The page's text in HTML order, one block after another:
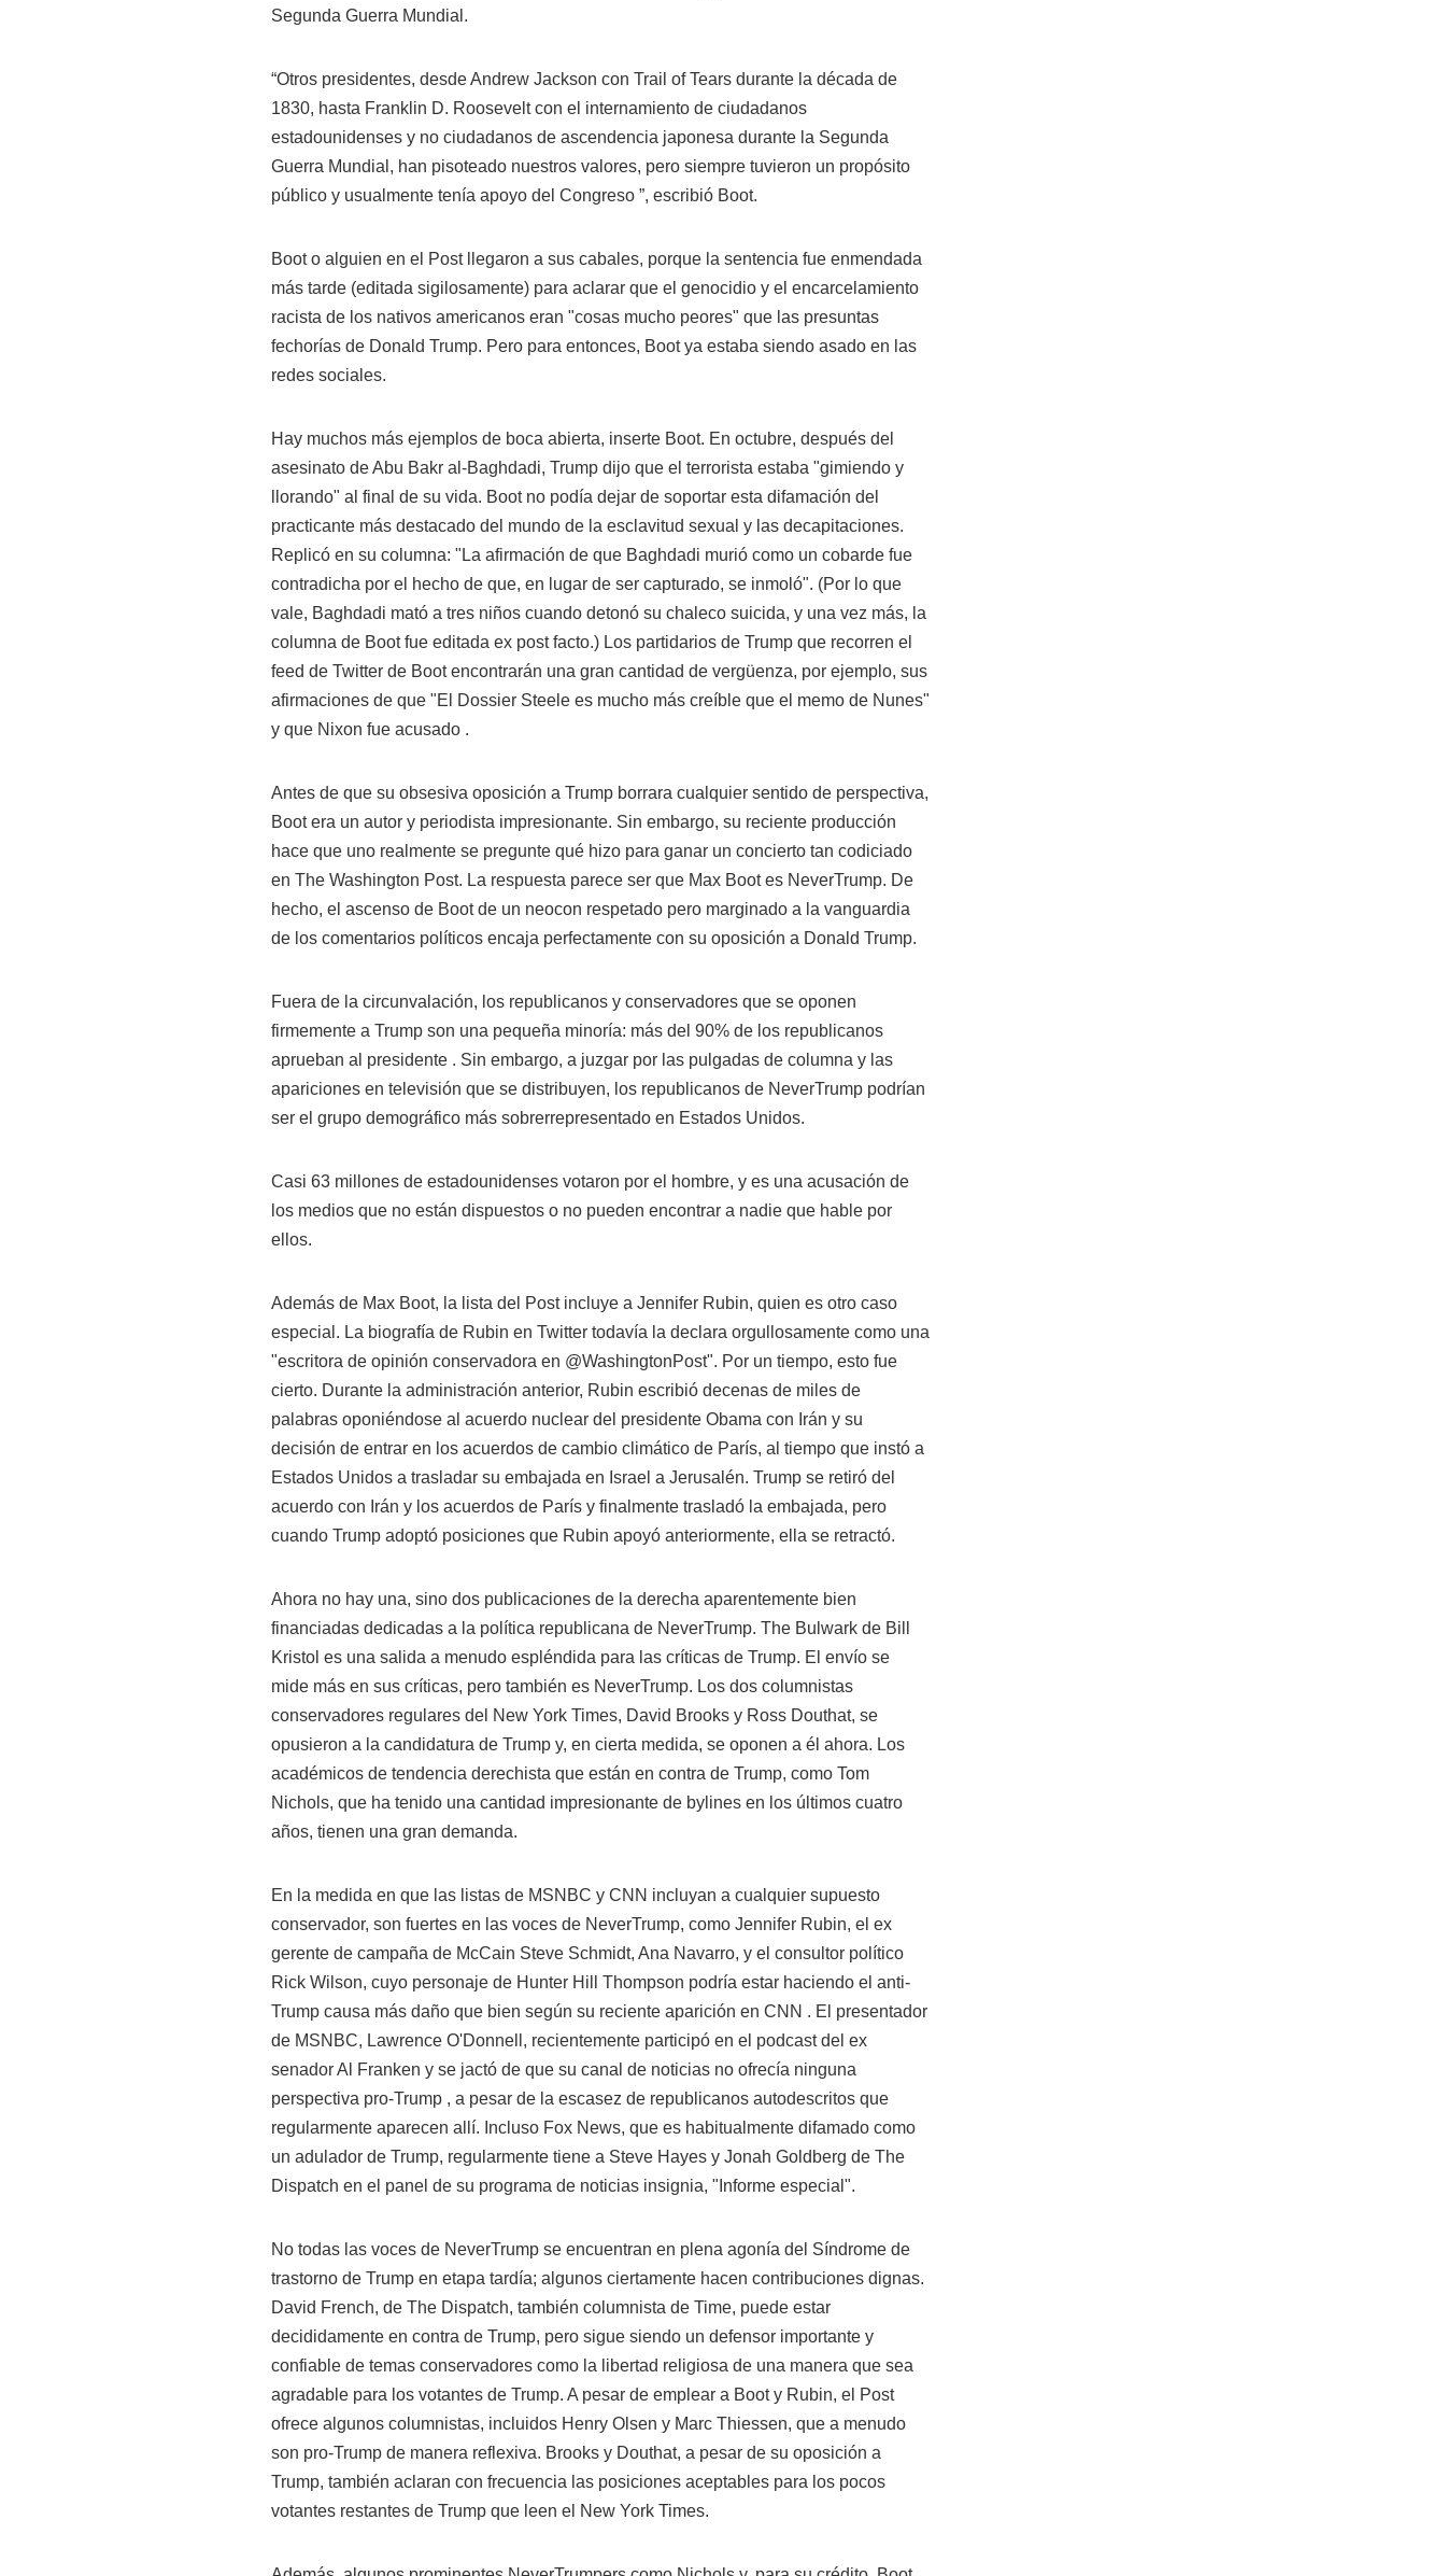
Segunda Guerra Mundial.
“Otros presidentes, desde Andrew Jackson con Trail of Tears durante la década de
1830, hasta Franklin D. Roosevelt con el internamiento de ciudadanos
estadounidenses y no ciudadanos de ascendencia japonesa durante la Segunda
Guerra Mundial, han pisoteado nuestros valores, pero siempre tuvieron un propósito
público y usualmente tenía apoyo del Congreso ”, escribió Boot.
Boot o alguien en el Post llegaron a sus cabales, porque la sentencia fue enmendada
más tarde (editada sigilosamente) para aclarar que el genocidio y el encarcelamiento
racista de los nativos americanos eran "cosas mucho peores" que las presuntas
fechorías de Donald Trump. Pero para entonces, Boot ya estaba siendo asado en las
redes sociales.
Hay muchos más ejemplos de boca abierta, inserte Boot. En octubre, después del
asesinato de Abu Bakr al-Baghdadi, Trump dijo que el terrorista estaba "gimiendo y
llorando" al final de su vida. Boot no podía dejar de soportar esta difamación del
practicante más destacado del mundo de la esclavitud sexual y las decapitaciones.
Replicó en su columna: "La afirmación de que Baghdadi murió como un cobarde fue
contradicha por el hecho de que, en lugar de ser capturado, se inmoló". (Por lo que
vale, Baghdadi mató a tres niños cuando detonó su chaleco suicida, y una vez más, la
columna de Boot fue editada ex post facto.) Los partidarios de Trump que recorren el
feed de Twitter de Boot encontrarán una gran cantidad de vergüenza, por ejemplo, sus
afirmaciones de que "El Dossier Steele es mucho más creíble que el memo de Nunes"
y que Nixon fue acusado .
Antes de que su obsesiva oposición a Trump borrara cualquier sentido de perspectiva,
Boot era un autor y periodista impresionante. Sin embargo, su reciente producción
hace que uno realmente se pregunte qué hizo para ganar un concierto tan codiciado
en The Washington Post. La respuesta parece ser que Max Boot es NeverTrump. De
hecho, el ascenso de Boot de un neocon respetado pero marginado a la vanguardia
de los comentarios políticos encaja perfectamente con su oposición a Donald Trump.
Fuera de la circunvalación, los republicanos y conservadores que se oponen
firmemente a Trump son una pequeña minoría: más del 90% de los republicanos
aprueban al presidente . Sin embargo, a juzgar por las pulgadas de columna y las
apariciones en televisión que se distribuyen, los republicanos de NeverTrump podrían
ser el grupo demográfico más sobrerrepresentado en Estados Unidos.
Casi 63 millones de estadounidenses votaron por el hombre, y es una acusación de
los medios que no están dispuestos o no pueden encontrar a nadie que hable por
ellos.
Además de Max Boot, la lista del Post incluye a Jennifer Rubin, quien es otro caso
especial. La biografía de Rubin en Twitter todavía la declara orgullosamente como una
"escritora de opinión conservadora en @WashingtonPost". Por un tiempo, esto fue
cierto. Durante la administración anterior, Rubin escribió decenas de miles de
palabras oponiéndose al acuerdo nuclear del presidente Obama con Irán y su
decisión de entrar en los acuerdos de cambio climático de París, al tiempo que instó a
Estados Unidos a trasladar su embajada en Israel a Jerusalén. Trump se retiró del
acuerdo con Irán y los acuerdos de París y finalmente trasladó la embajada, pero
cuando Trump adoptó posiciones que Rubin apoyó anteriormente, ella se retractó.
Ahora no hay una, sino dos publicaciones de la derecha aparentemente bien
financiadas dedicadas a la política republicana de NeverTrump. The Bulwark de Bill
Kristol es una salida a menudo espléndida para las críticas de Trump. El envío se
mide más en sus críticas, pero también es NeverTrump. Los dos columnistas
conservadores regulares del New York Times, David Brooks y Ross Douthat, se
opusieron a la candidatura de Trump y, en cierta medida, se oponen a él ahora. Los
académicos de tendencia derechista que están en contra de Trump, como Tom
Nichols, que ha tenido una cantidad impresionante de bylines en los últimos cuatro
años, tienen una gran demanda.
En la medida en que las listas de MSNBC y CNN incluyan a cualquier supuesto
conservador, son fuertes en las voces de NeverTrump, como Jennifer Rubin, el ex
gerente de campaña de McCain Steve Schmidt, Ana Navarro, y el consultor político
Rick Wilson, cuyo personaje de Hunter Hill Thompson podría estar haciendo el anti-
Trump causa más daño que bien según su reciente aparición en CNN . El presentador
de MSNBC, Lawrence O'Donnell, recientemente participó en el podcast del ex
senador Al Franken y se jactó de que su canal de noticias no ofrecía ninguna
perspectiva pro-Trump , a pesar de la escasez de republicanos autodescritos que
regularmente aparecen allí. Incluso Fox News, que es habitualmente difamado como
un adulador de Trump, regularmente tiene a Steve Hayes y Jonah Goldberg de The
Dispatch en el panel de su programa de noticias insignia, "Informe especial".
No todas las voces de NeverTrump se encuentran en plena agonía del Síndrome de
trastorno de Trump en etapa tardía; algunos ciertamente hacen contribuciones dignas.
David French, de The Dispatch, también columnista de Time, puede estar
decididamente en contra de Trump, pero sigue siendo un defensor importante y
confiable de temas conservadores como la libertad religiosa de una manera que sea
agradable para los votantes de Trump. A pesar de emplear a Boot y Rubin, el Post
ofrece algunos columnistas, incluidos Henry Olsen y Marc Thiessen, que a menudo
son pro-Trump de manera reflexiva. Brooks y Douthat, a pesar de su oposición a
Trump, también aclaran con frecuencia las posiciones aceptables para los pocos
votantes restantes de Trump que leen el New York Times.